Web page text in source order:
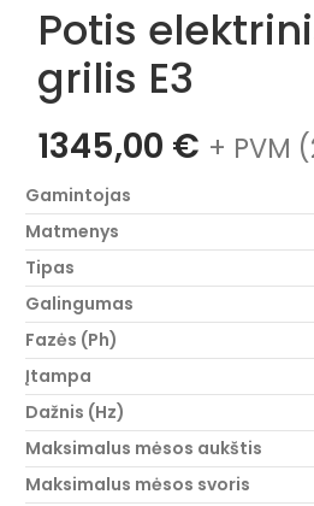
Potis
grilis E3
1345,00 € + PVM
Gamintojas
Matmenys
Tipas
Galingumas
Fazės (Ph)
Įtampa
Dažnis (Hz)
Maksimalus mėsos aukštis
Maksimalus mėsos svoris